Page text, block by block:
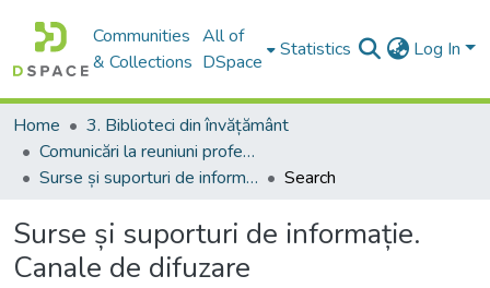
Communities
& Collections
All of
DSpace
Statistics Log In
Home
3. Biblioteci din învățământ
Comunicări la reuniuni profesionale
Surse și suporturi de informație. Canale de difuzare
Search
Surse și suporturi de informație.
Canale de difuzare